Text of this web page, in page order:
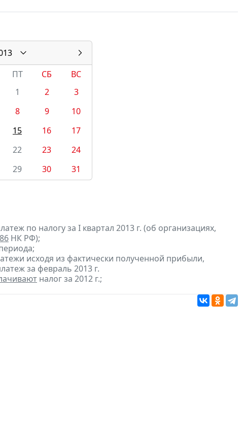
ПТ СБ
ВС
1
2
3
8 9
10
15 16
17
22 23
24
29 30 31
по налогу за I квартал 2013 г. (об организациях,
НК РФ);
исходя из фактически полученной прибыли,
за февраль 2013 г.
налог за 2012 г.;